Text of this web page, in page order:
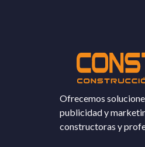
Ofrecemos
publicidad y
constructoras y